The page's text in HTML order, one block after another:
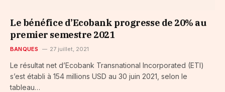
Le bénéfice d’Ecobank progresse de 20% au
premier semestre 2021
BANQUES 27 juillet, 2021
Le résultat net d’Ecobank Transnational Incorporated (ETI)
s’est établi à 154 millions USD au 30 juin 2021, selon le
tableau…